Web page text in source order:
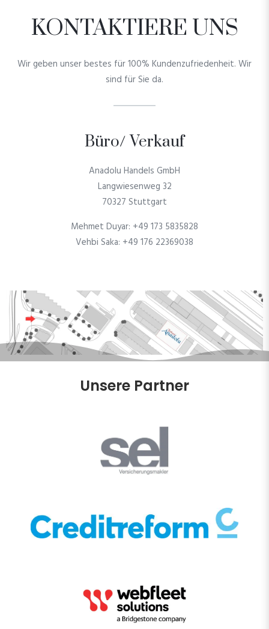
KONTAKTIERE UNS
Wir geben unser bestes für 100% Kundenzufriedenheit. Wir
sind für Sie da.
Büro/ Verkauf
Anadolu Handels GmbH
Langwiesenweg 32
70327 Stuttgart
Mehmet Duyar: +49 173 5835828
Vehbi Saka: +49 176 22369038
Unsere Partner